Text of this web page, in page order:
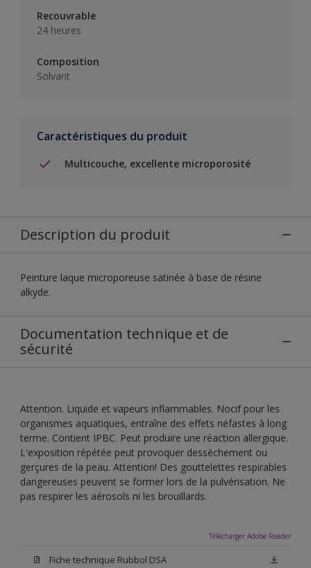
Recouvrable
24 heures
Composition
Solvant
Caractéristiques du produit
Multicouche, excellente microporosité
Description du produit
Peinture laque microporeuse satinée à base de résine
alkyde.
Documentation technique et de
sécurité
Attention. Liquide et vapeurs inflammables. Nocif pour les
organismes aquatiques, entraîne des effets néfastes à long
terme. Contient IPBC. Peut produire une réaction allergique.
L'exposition répétée peut provoquer dessèchement ou
gerçures de la peau. Attention! Des gouttelettes respirables
dangereuses peuvent se former lors de la pulvérisation. Ne
pas respirer les aérosols ni les brouillards.
Télécharger Adobe Reader
Fiche technique Rubbol DSA